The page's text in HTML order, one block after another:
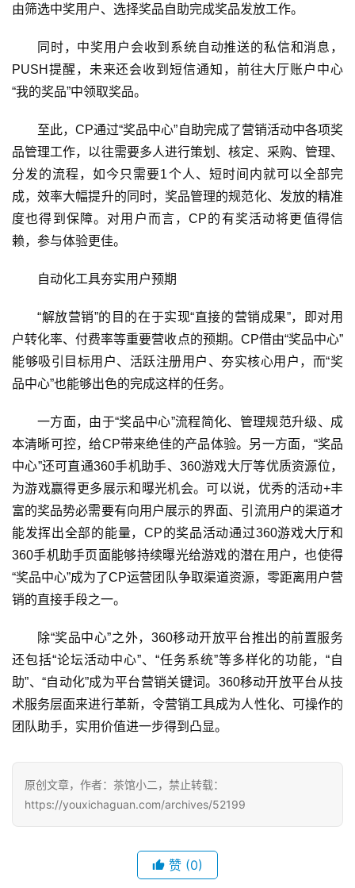
闲
2
5
第
十
三
届
金
7
月
0
日
游
茶
对
接
上
海
站
中
文
由筛选中奖用户、选择奖品自助完成奖品发放工作。
同时，中奖用户会收到系统自动推送的私信和消息，
PUSH提醒，未来还会收到短信通知，前往大厅账户中心
“我的奖品”中领取奖品。
至此，CP通过“奖品中心”自助完成了营销活动中各项奖
品管理工作，以往需要多人进行策划、核定、采购、管理、
分发的流程，如今只需要1个人、短时间内就可以全部完
成，效率大幅提升的同时，奖品管理的规范化、发放的精准
度也得到保障。对用户而言，CP的有奖活动将更值得信
赖，参与体验更佳。
自动化工具夯实用户预期
“解放营销”的目的在于实现“直接的营销成果”，即对用
户转化率、付费率等重要营收点的预期。CP借由“奖品中心”
能够吸引目标用户、活跃注册用户、夯实核心用户，而“奖
品中心”也能够出色的完成这样的任务。
一方面，由于“奖品中心”流程简化、管理规范升级、成
本清晰可控，给CP带来绝佳的产品体验。另一方面，“奖品
中心”还可直通360手机助手、360游戏大厅等优质资源位，
为游戏赢得更多展示和曝光机会。可以说，优秀的活动+丰
富的奖品势必需要有向用户展示的界面、引流用户的渠道才
能发挥出全部的能量，CP的奖品活动通过360游戏大厅和
360手机助手页面能够持续曝光给游戏的潜在用户，也使得
“奖品中心”成为了CP运营团队争取渠道资源，零距离用户营
销的直接手段之一。
除“奖品中心”之外，360移动开放平台推出的前置服务
还包括“论坛活动中心”、“任务系统”等多样化的功能，“自
助”、“自动化”成为平台营销关键词。360移动开放平台从技
术服务层面来进行革新，令营销工具成为人性化、可操作的
团队助手，实用价值进一步得到凸显。
原创文章，作者：茶馆小二，禁止转载：
https://youxichaguan.com/archives/52199
赞 (0)